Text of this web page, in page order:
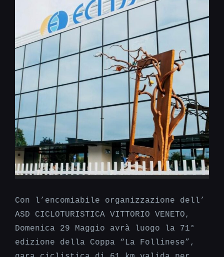
Con l’encomiabile organizzazione dell’
ASD CICLOTURISTICA VITTORIO VENETO,
Domenica 29 Maggio avrà luogo la 71°
edizione della Coppa “La Follinese”,